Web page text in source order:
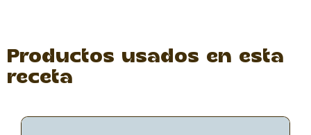
Productos usados en esta
receta